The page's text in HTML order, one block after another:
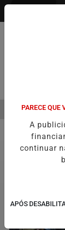
DE FILME
EM ALTA
Saúde
PARECE QUE
A
continuar
APÓS